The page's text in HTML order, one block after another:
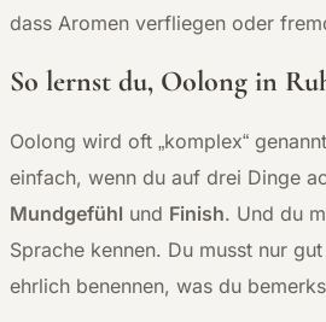
dass Aromen verfliegen oder
So lernst du, Oolong in
Oolong wird oft „komplex“
einfach, wenn du auf drei Dinge
Mundgefühl und Finish. Und du
Sprache kennen. Du musst nur
ehrlich benennen, was du